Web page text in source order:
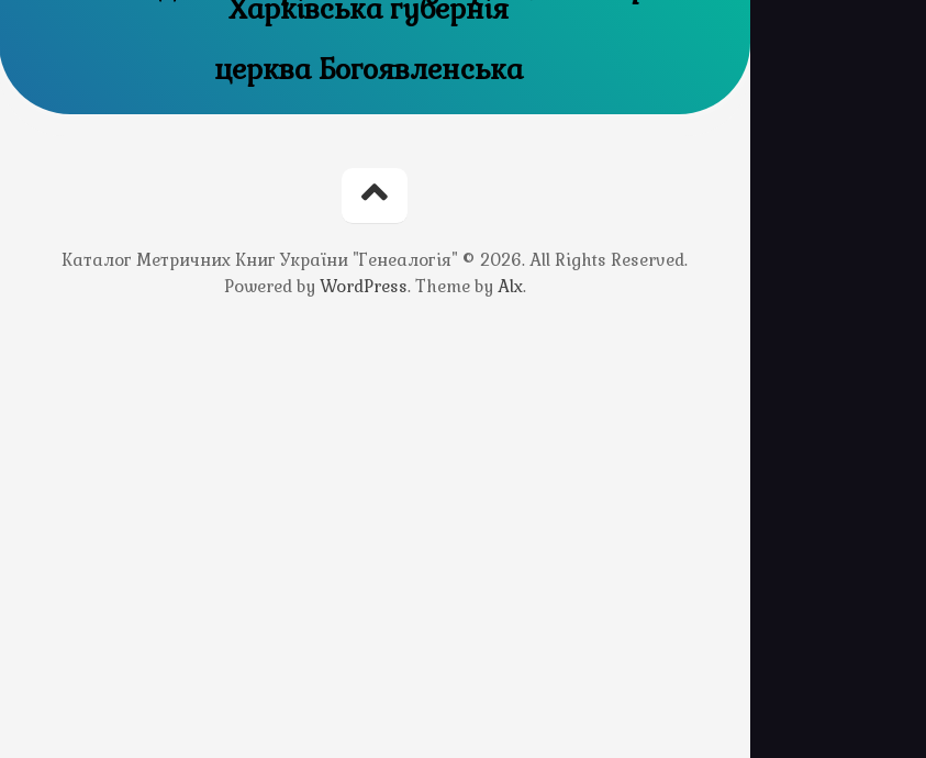
Харківська губернія
церква Богоявленська
Каталог Метричних Книг України "Генеалогія" © 2026. All Rights Reserved.
Powered by WordPress. Theme by Alx.